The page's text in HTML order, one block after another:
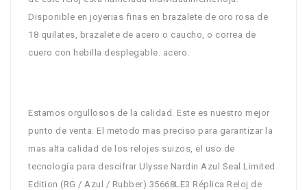
Disponible en joyerias finas en brazalete de oro rosa de
18 quilates, brazalete de acero o caucho, o correa de
cuero con hebilla desplegable. acero.
Estamos orgullosos de la calidad. Este es nuestro mejor
punto de venta. El metodo mas preciso para garantizar la
mas alta calidad de los relojes suizos, el uso de
tecnología para descifrar Ulysse Nardin Azul Seal Limited
Edition (RG / Azul / Rubber) 35668LE3 Réplica Reloj de